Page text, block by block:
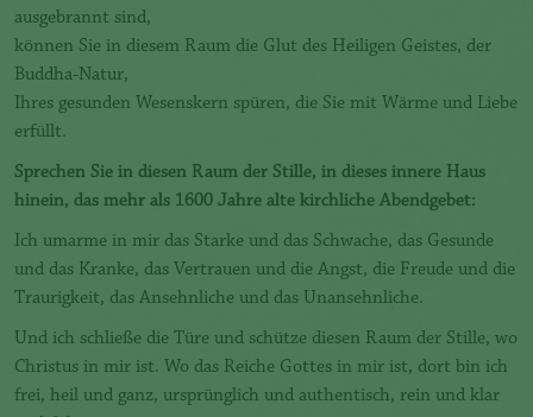
ausgebrannt sind,
können Sie in diesem Raum die Glut des Heiligen Geistes, der
Buddha-Natur,
Ihres gesunden Wesenskern spüren, die Sie mit Wärme und Liebe
erfüllt.
Sprechen Sie in diesen Raum der Stille, in dieses innere Haus
hinein, das mehr als 1600 Jahre alte kirchliche Abendgebet:
Ich umarme in mir das Starke und das Schwache, das Gesunde
und das Kranke, das Vertrauen und die Angst, die Freude und die
Traurigkeit, das Ansehnliche und das Unansehnliche.
Und ich schließe die Türe und schütze diesen Raum der Stille, wo
Christus in mir ist. Wo das Reiche Gottes in mir ist, dort bin ich
frei, heil und ganz, ursprünglich und authentisch, rein und klar